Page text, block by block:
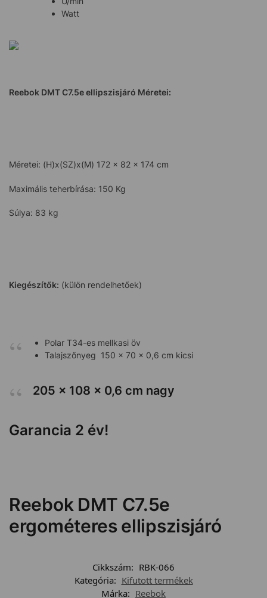
Watt
Reebok DMT C7.5eellipszisjáró Méretei:
Méretei: (H)x(SZ)x(M) 172 x 82 x 174 cm
Maximális teherbírása: 150 Kg
Súlya: 83 kg
Kiegészítők: (külön rendelhetőek)
Polar T34-es mellkasi öv
Talajszőnyeg 150 x 70 x 0,6 cm kicsi
205 x 108 x 0,6 cm nagy
Garancia 2 év!
Reebok DMT C7.5e
ergométeres ellipszisjáró
Cikkszám: RBK-066
Kategória: Kifutott termékek
Márka: Reebok